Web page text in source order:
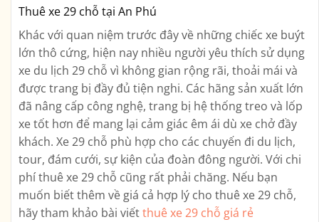
Thuê xe 29 chỗ tại An Phú
Khác với quan niệm trước đây về những chiếc xe buýt
lớn thô cứng, hiện nay nhiều người yêu thích sử dụng
xe du lịch 29 chỗ vì không gian rộng rãi, thoải mái và
được trang bị đầy đủ tiện nghi. Các hãng sản xuất lớn
đã nâng cấp công nghệ, trang bị hệ thống treo và lốp
xe tốt hơn để mang lại cảm giác êm ái dù xe chở đầy
khách. Xe 29 chỗ phù hợp cho các chuyến đi du lịch,
tour, đám cưới, sự kiện của đoàn đông người. Với chi
phí thuê xe 29 chỗ cũng rất phải chăng. Nếu bạn
muốn biết thêm về giá cả hợp lý cho thuê xe 29 chỗ,
hãy tham khảo bài viếtthuê xe 29 chỗ giá rẻ